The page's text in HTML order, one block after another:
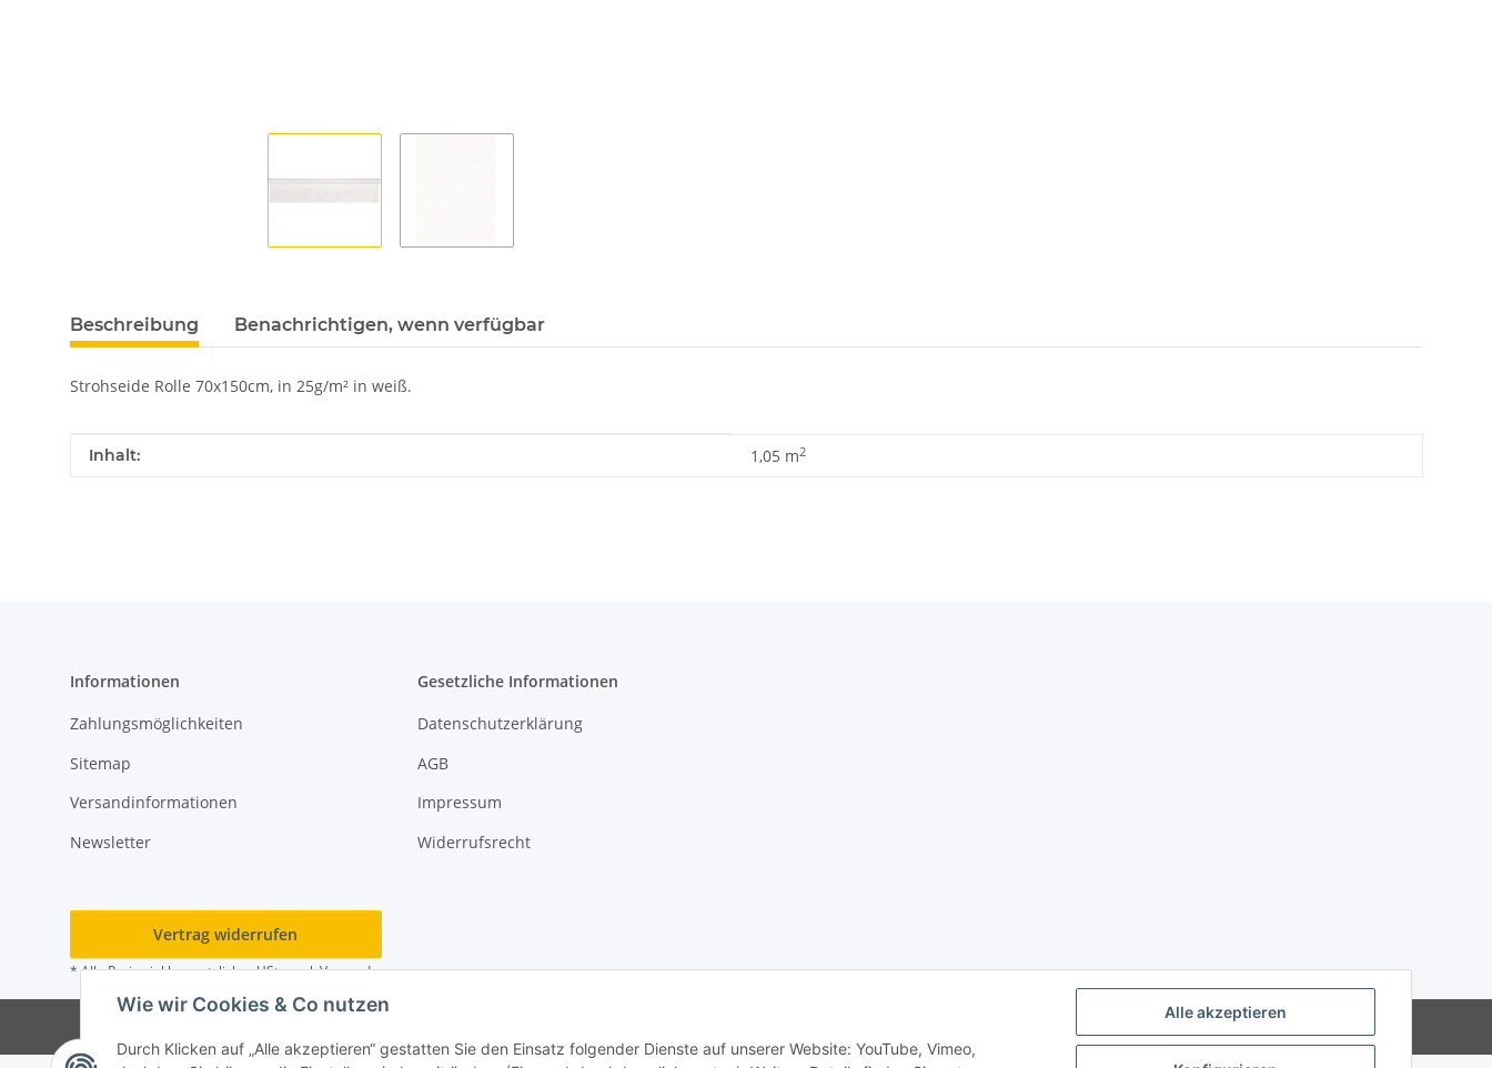
Alle akzeptieren
Wie wir Cookies & Co nutzen
Durch Klicken auf „Alle akzeptieren“ gestatten Sie den Einsatz folgender Dienste auf unserer Website: YouTube, Vimeo,
Beschreibung Benachrichtigen, wenn verfügbar
Strohseide Rolle 70x150cm, in 25g/m² in weiß.
Produkteigenschaft
Wert
Inhalt: 1,05 m2
Informationen
Zahlungsmöglichkeiten
Sitemap
Versandinformationen
Newsletter
Gesetzliche Informationen
Datenschutzerklärung
AGB
Impressum
Widerrufsrecht
Vertrag widerrufen
* Alle Preise inkl. gesetzlicher USt., zzgl.Versand